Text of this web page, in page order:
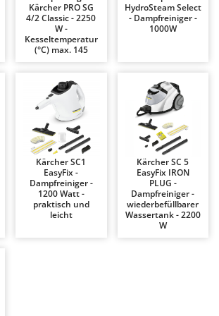
Inkubatoren
Außenbereich
und Dampfbesen
Obst und Oliven
für Pflanzenschutz
Kärcher PRO SG
4/2 Classic - 2250
W -
Kesseltemperatur
(°C) max. 145
HydroSteam Select
- Dampfreiniger -
1000W
Kärcher SC1
EasyFix -
Dampfreiniger -
1200 Watt -
praktisch und
leicht
Kärcher SC 5
EasyFix IRON
PLUG -
Dampfreiniger -
wiederbefüllbarer
Wassertank - 2200
W